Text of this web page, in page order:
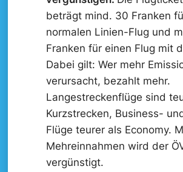
beträgt mind. 30 Franken
normalen Linien-Flug und
Franken für einen Flug mit
Dabei gilt: Wer mehr
verursacht, bezahlt mehr.
Langestreckenflüge sind
Kurzstrecken, Business-
Flüge teurer als Economy.
Mehreinnahmen wird der
vergünstigt.